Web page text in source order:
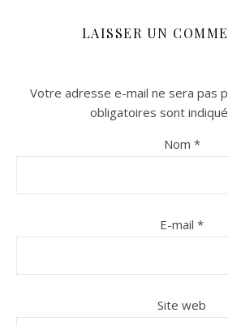
LAISSER UN
Votre adresse e-mail ne sera pas
obligatoires sont
Nom *
E-mail *
Site web